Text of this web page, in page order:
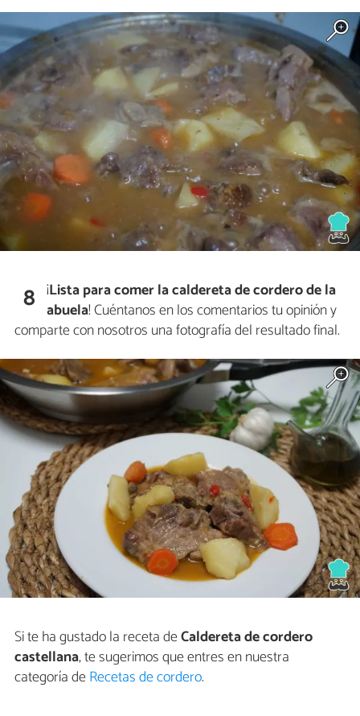
8 ¡Lista para comer la caldereta de cordero de la
abuela! Cuéntanos en los comentarios tu opinión y
comparte con nosotros una fotografía del resultado final.
Si te ha gustado la receta deCaldereta de cordero
castellana, te sugerimos que entres en nuestra
categoría deRecetas de cordero.